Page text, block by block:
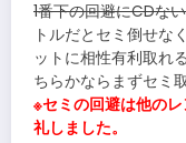
1番下の回避にCDな
トルだとセミ倒せな
ットに相性有利取れ
ちらかならまずセミ
※セミの回避は他の
礼しました。